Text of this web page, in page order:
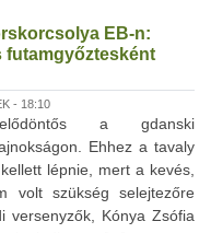
EB-n:
futamgyőztesként
- 18:10
a gdanski
Ehhez a tavaly
lépnie, mert a kevés,
volt szükség selejtezőre
versenyzők, Kónya Zsófia